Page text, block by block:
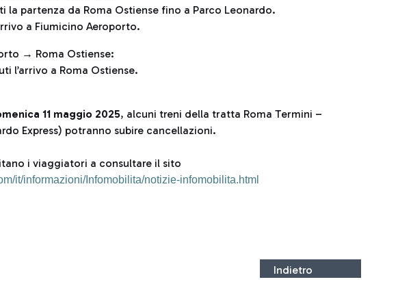
la partenza da Roma Ostiense fino a Parco Leonardo.
a Fiumicino Aeroporto.
→ Roma Ostiense:
l’arrivo a Roma Ostiense.
11 maggio 2025, alcuni treni della tratta Roma Termini –
Express) potranno subire cancellazioni.
i viaggiatori a consultare il sito
it/informazioni/Infomobilita/notizie-infomobilita.html
Indietro